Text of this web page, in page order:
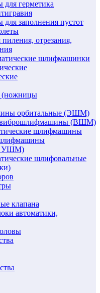
герметика
заполнения пустот
отрезания,
шлифмашинки
орбитальные (ЭШМ)
виброшлифмашины (ВШМ)
шлифмашины
УШМ)
шлифовальные
клапана
автоматики,